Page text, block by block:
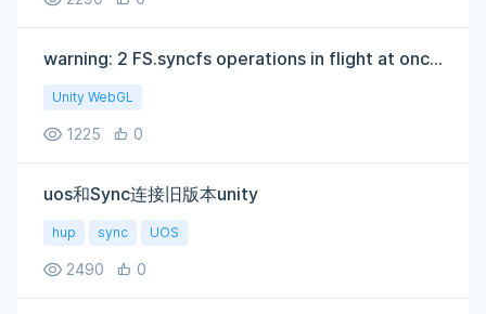
warning: 2 FS.syncfs operations in flight at once, probably just doing extra work
Unity WebGL
1225 0
uos和Sync连接旧版本unity
hup sync UOS
2490 0